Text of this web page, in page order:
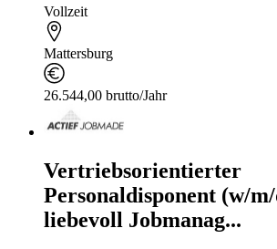
Vollzeit
Mattersburg
26.544,00 brutto/Jahr
Vertriebsorientierter
Personaldisponent (w/
liebevoll Jobmanag...